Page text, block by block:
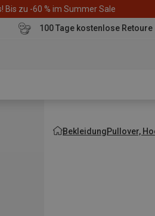
Bis zu -60 % im Summer Sale
100 Tage kostenlose Retoure
BekleidungPullover,